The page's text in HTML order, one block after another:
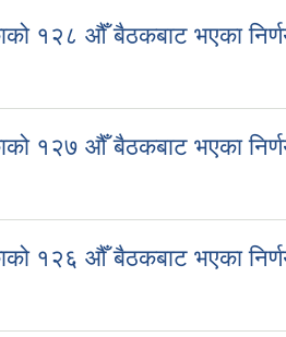
१२८ औँ बैठकबाट भएका
१२७ औँ बैठकबाट भएका
१२६ औँ बैठकबाट भएका